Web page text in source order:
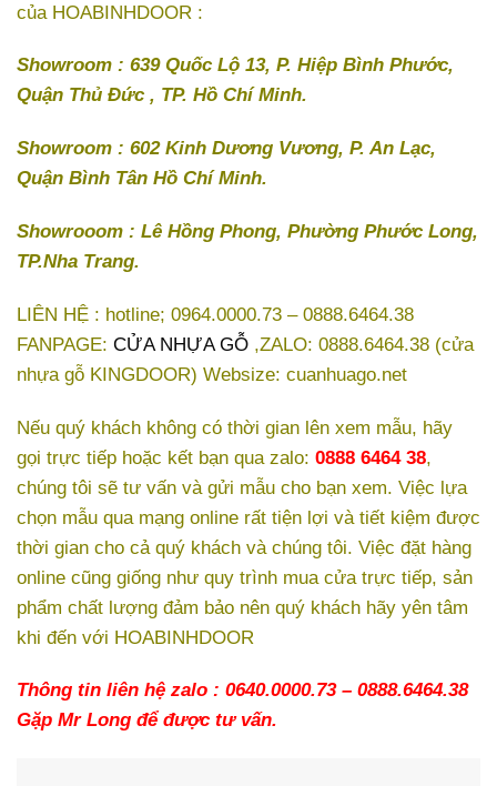
của HOABINHDOOR :
Showroom : 639 Quốc Lộ 13, P. Hiệp Bình Phước,
Quận Thủ Đức , TP. Hồ Chí Minh.
Showroom : 602 Kinh Dương Vương, P. An Lạc,
Quận Bình Tân Hồ Chí Minh.
Showrooom : Lê Hồng Phong, Phường Phước Long,
TP.Nha Trang.
LIÊN HỆ : hotline; 0964.0000.73 – 0888.6464.38
FANPAGE: CỬA NHỰA GỖ ,ZALO: 0888.6464.38 (cửa
nhựa gỗ KINGDOOR) Websize: cuanhuago.net
Nếu quý khách không có thời gian lên xem mẫu, hãy
gọi trực tiếp hoặc kết bạn qua zalo: 0888 6464 38,
chúng tôi sẽ tư vấn và gửi mẫu cho bạn xem. Việc lựa
chọn mẫu qua mạng online rất tiện lợi và tiết kiệm được
thời gian cho cả quý khách và chúng tôi. Việc đặt hàng
online cũng giống như quy trình mua cửa trực tiếp, sản
phẩm chất lượng đảm bảo nên quý khách hãy yên tâm
khi đến với HOABINHDOOR
Thông tin liên hệ zalo : 0640.0000.73 – 0888.6464.38
Gặp Mr Long để được tư vấn.